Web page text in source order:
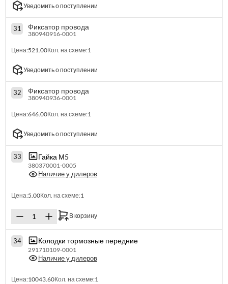
Уведомить о поступлении
31 Фиксатор провода
380940916-0001
Цена:521.00Кол. на схеме:1
Уведомить о поступлении
32 Фиксатор провода
380940936-0001
Цена:646.00Кол. на схеме:1
Уведомить о поступлении
33 Гайка М5
380370001-0005
Наличие у дилеров
Цена:5.00Кол. на схеме:1
В корзину
34 Колодки тормозные передние
291710109-0001
Наличие у дилеров
Цена:10043.60Кол. на схеме:1